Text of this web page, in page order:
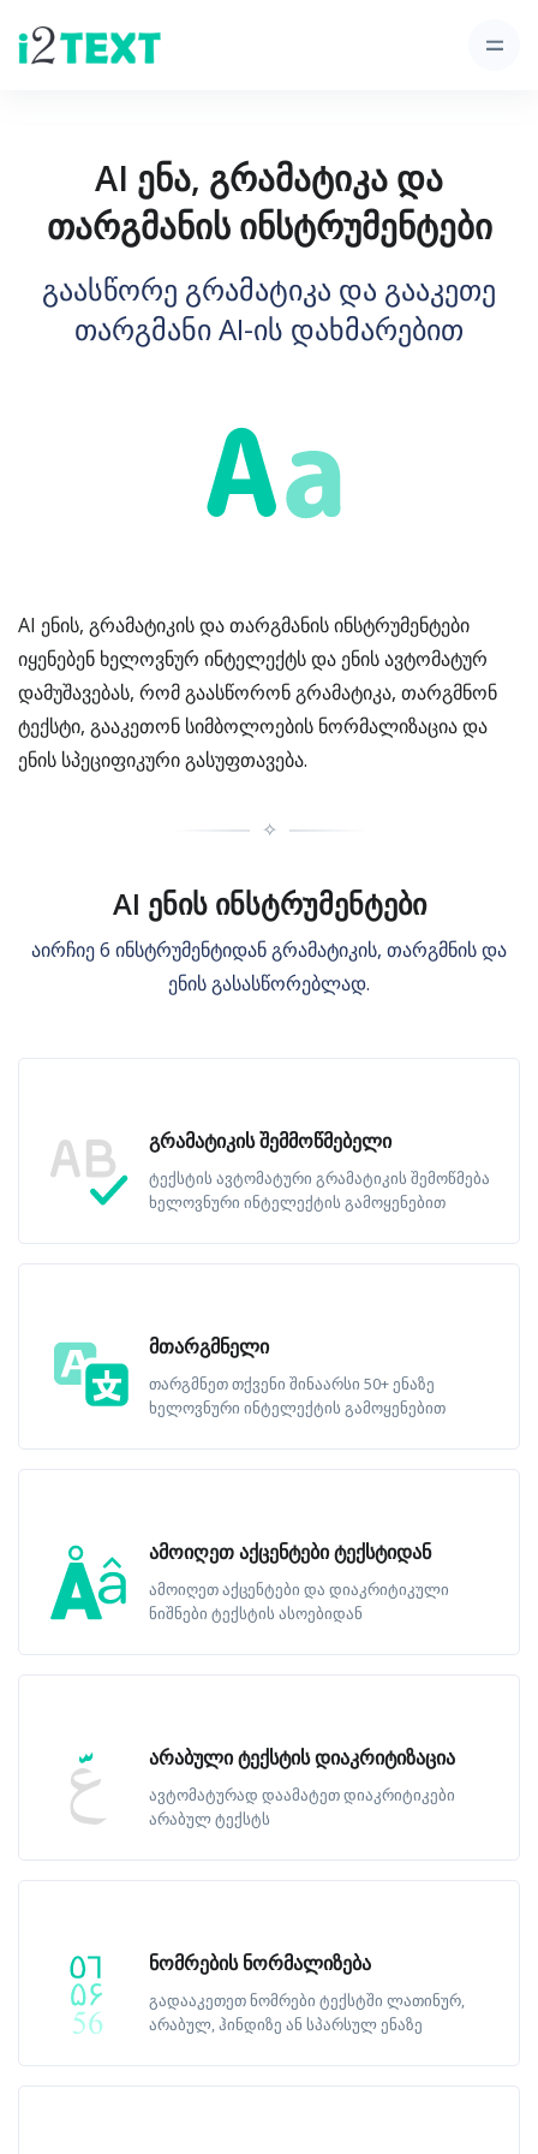
AI ენა, გრამატიკა და
თარგმანის ინსტრუმენტები
გაასწორე გრამატიკა და გააკეთე
თარგმანი AI-ის დახმარებით
AI ენის, გრამატიკის და თარგმანის ინსტრუმენტები
იყენებენ ხელოვნურ ინტელექტს და ენის ავტომატურ
დამუშავებას, რომ გაასწორონ გრამატიკა, თარგმნონ
ტექსტი, გააკეთონ სიმბოლოების ნორმალიზაცია და
ენის სპეციფიკური გასუფთავება.
✧
AI ენის ინსტრუმენტები
აირჩიე 6 ინსტრუმენტიდან გრამატიკის, თარგმნის და
ენის გასასწორებლად.
გრამატიკის შემმოწმებელი
ტექსტის ავტომატური გრამატიკის შემოწმება
ხელოვნური ინტელექტის გამოყენებით
მთარგმნელი
თარგმნეთ თქვენი შინაარსი 50+ ენაზე
ხელოვნური ინტელექტის გამოყენებით
ამოიღეთ აქცენტები ტექსტიდან
ამოიღეთ აქცენტები და დიაკრიტიკული
ნიშნები ტექსტის ასოებიდან
არაბული ტექსტის დიაკრიტიზაცია
ავტომატურად დაამატეთ დიაკრიტიკები
არაბულ ტექსტს
ნომრების ნორმალიზება
გადააკეთეთ ნომრები ტექსტში ლათინურ,
არაბულ, ჰინდიზე ან სპარსულ ენაზე